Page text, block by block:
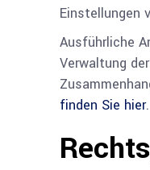
Einstellungen
Ausführliche
Verwaltung
finden Sie hier.